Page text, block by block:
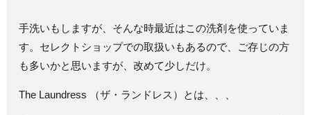
手洗いもしますが、そんな時最近はこの洗剤を使っていま
す。セレクトショップでの取扱いもあるので、ご存じの方
も多いかと思いますが、改めて少しだけ。
The Laundress （ザ・ランドレス）とは、、、